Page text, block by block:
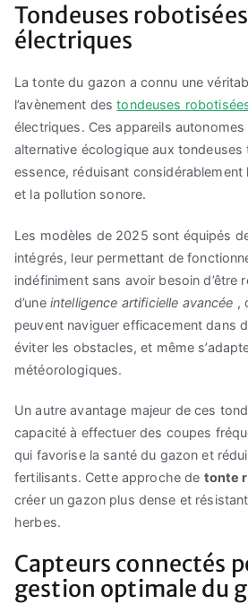
Tondeuses
électriques
La tonte du gazon a connu une
l’avènement destondeuses
électriques. Ces appareils
alternative écologique aux tondeuses
essence, réduisant considérablement
et la pollution sonore.
Les modèles de 2025 sont équipés
intégrés, leur permettant de
indéfiniment sans avoir besoin d’être
d’une intelligence artificielle avancée ,
peuvent naviguer efficacement dans
éviter les obstacles, et même
météorologiques.
Un autre avantage majeur de ces
capacité à effectuer des coupes
qui favorise la santé du gazon et
fertilisants. Cette approche de tonte
créer un gazon plus dense et
herbes.
Capteurs connectés
gestion optimale du